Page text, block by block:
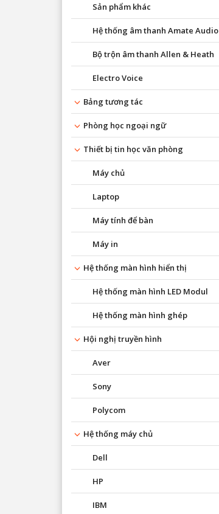
Sản phẩm khác
Hệ thống âm thanh Amate Audio
Bộ trộn âm thanh Allen & Heath
Electro Voice
Bảng tương tác
Phòng học ngoại ngữ
Thiết bị tin học văn phòng
Máy chủ
Laptop
Máy tính để bàn
Máy in
Hệ thống màn hình hiển thị
Hệ thống màn hình LED Modul
Hệ thống màn hình ghép
Hội nghị truyền hình
Aver
Sony
Polycom
Hệ thống máy chủ
Dell
HP
IBM